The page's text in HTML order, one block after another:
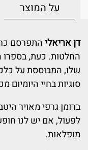
על המוצר
דן אריאליהתפרסם
החלטות. כעת,
שלו, המבוססת על
סוגיות בחיי היומיום
ברומן גרפי מאויר
לפעול, אם יש לנו
מופלאות.